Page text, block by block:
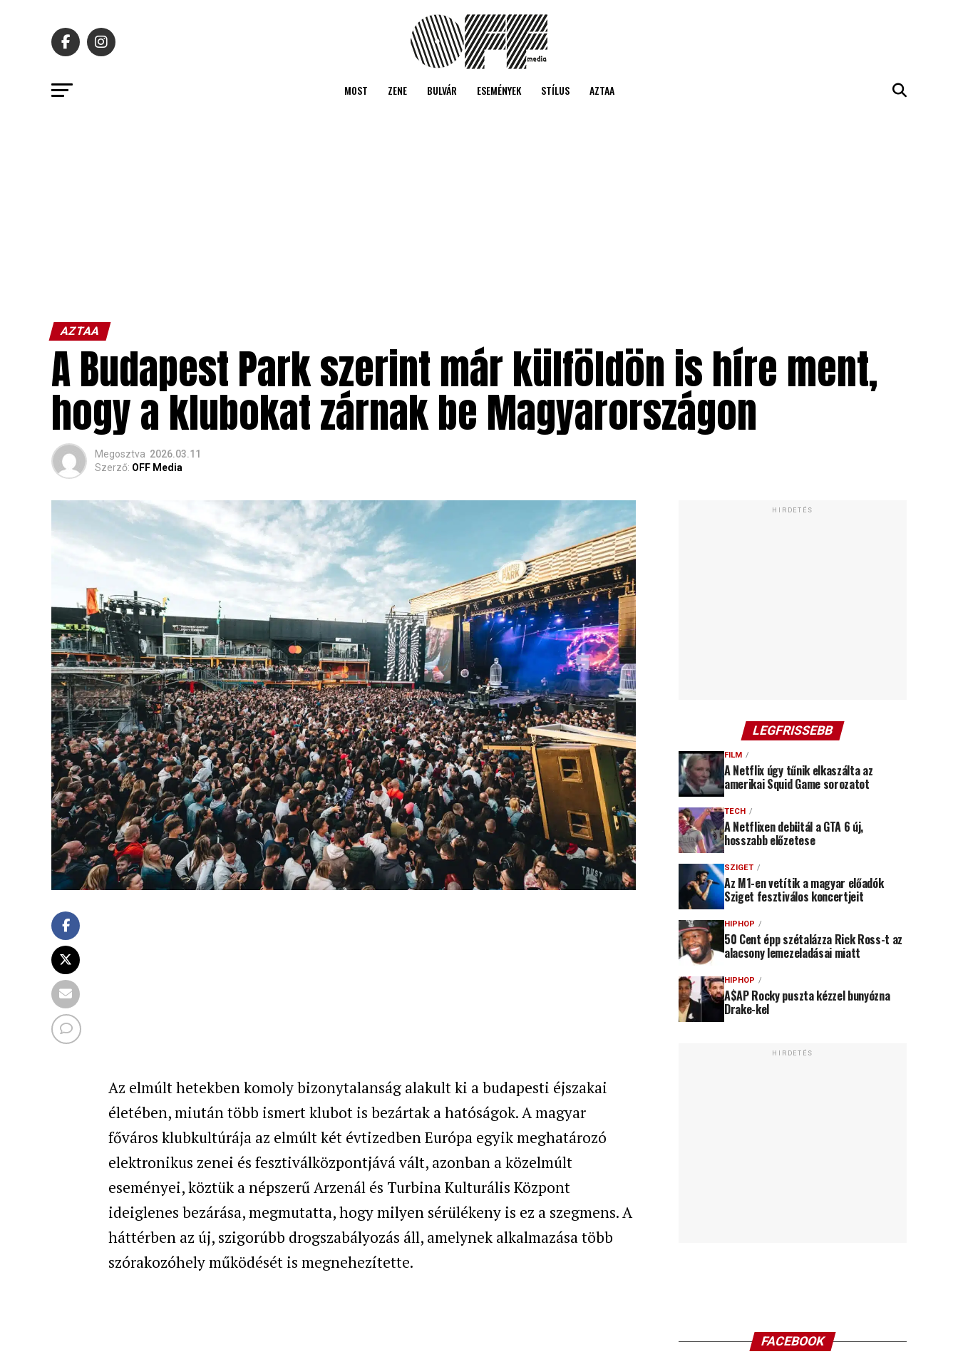
MOST ZENE BULVÁR ESEMÉNYEK STÍLUS AZTAA
AZTAA
A Budapest Park szerint már külföldön is híre ment,
hogy a klubokat zárnak be Magyarországon
Megosztva 2026.03.11
Szerző: OFF Media
Az elmúlt hetekben komoly bizonytalanság alakult ki a budapesti éjszakai
életében, miután több ismert klubot is bezártak a hatóságok. A magyar
főváros klubkultúrája az elmúlt két évtizedben Európa egyik meghatározó
elektronikus zenei és fesztiválközpontjává vált, azonban a közelmúlt
eseményei, köztük a népszerű Arzenál és Turbina Kulturális Központ
ideiglenes bezárása, megmutatta, hogy milyen sérülékeny is ez a szegmens. A
háttérben az új, szigorúbb drogszabályozás áll, amelynek alkalmazása több
szórakozóhely működését is megnehezítette.
HIRDETÉS
LEGFRISSEBB
FILM
A Netflix úgy tűnik elkaszálta az
amerikai Squid Game sorozatot
TECH
A Netflixen debütál a GTA 6 új,
hosszabb előzetese
SZIGET
Az M1-en vetítik a magyar előadók
Sziget fesztiválos koncertjeit
HIPHOP
50 Cent épp szétalázza Rick Ross-t az
alacsony lemezeladásai miatt
HIPHOP
A$AP Rocky puszta kézzel bunyózna
Drake-kel
HIRDETÉS
FACEBOOK